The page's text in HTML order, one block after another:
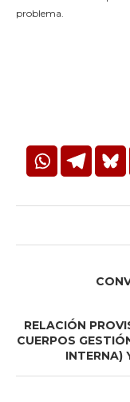
problema.
RELACIÓN
CUERPOS
INTERNA)